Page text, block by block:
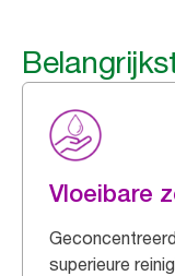
Vloeibare
superieure